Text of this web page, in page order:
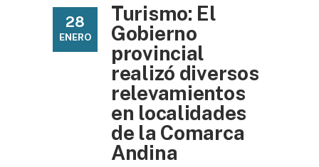
28
ENERO
Turismo: El
Gobierno
provincial
realizó diversos
relevamientos
en localidades
de la Comarca
Andina